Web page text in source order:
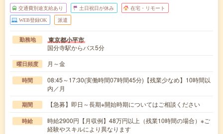
交通費別途支給あり 土日祝日が休み 在宅・リモート
WEB登録OK 派遣
勤務地 東京都小平市
国分寺駅からバス5分
曜日頻度 月～金
時間
08:45～17:30(実働時間07時間45分)【残業少なめ】10時間以
内／月
期間 【急募】即日～長期※開始時期についてはご相談ください
時給
時給2900円【月収例】48万円以上（残業10時間の場合）※ご
経験やスキルにより異なります